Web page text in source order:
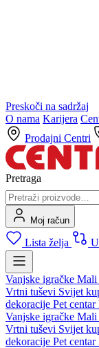
Preskoči na sadržaj
O nama Karijera
Prodajni Centri
Pretraga
Moj račun
Lista želja
Vanjske igračke Mali
Vrtni tuševi Svijet
dekoracije Pet centar
Vanjske igračke Mali
Vrtni tuševi Svijet
dekoracije Pet centar